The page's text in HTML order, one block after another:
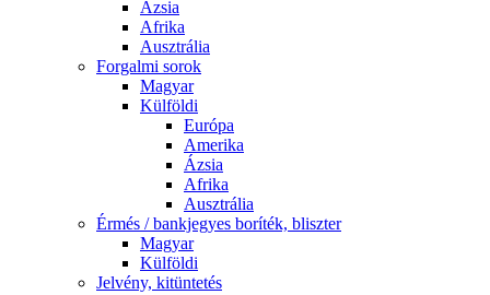
Ázsia
Afrika
Ausztrália
Forgalmi sorok
Magyar
Külföldi
Európa
Amerika
Ázsia
Afrika
Ausztrália
Érmés / bankjegyes boríték, bliszter
Magyar
Külföldi
Jelvény, kitüntetés